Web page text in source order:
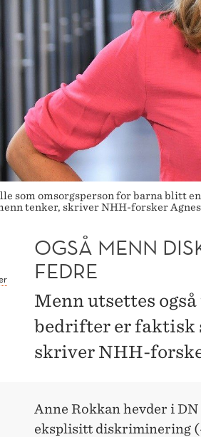
som omsorgsperson for barna blitt
tenker, skriver NHH-forsker
OGSÅ MENN
FEDRE
Menn utsettes
bedrifter er faktisk
skriver NHH-
Anne Rokkan hevder i
eksplisitt diskriminering